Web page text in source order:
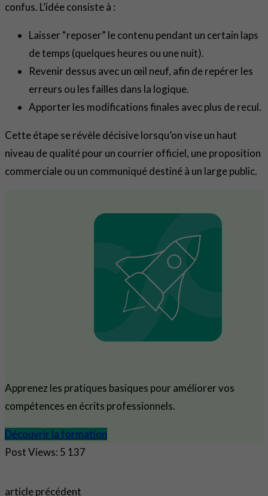
confus. L’idée consiste à :
Laisser “reposer” le contenu pendant un certain laps
de temps (quelques heures ou une nuit).
Revenir dessus avec un œil neuf, afin de repérer les
erreurs ou les failles dans la logique.
Apporter les modifications finales avec plus de recul.
Cette étape se révèle décisive lorsqu’on vise un haut
niveau de qualité pour un courrier officiel, une proposition
commerciale ou un communiqué destiné à un large public.
Apprenez les pratiques basiques pour améliorer vos
compétences en écrits professionnels.
Découvrir la formation
Post Views: 5 137
article précédent